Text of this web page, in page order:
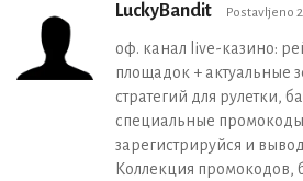
LuckyBandit Postavljeno
оф. канал live-казино:
площадок + актуальные
стратегий для рулетки,
специальные
зарегистрируйся и
Коллекция промокодов,